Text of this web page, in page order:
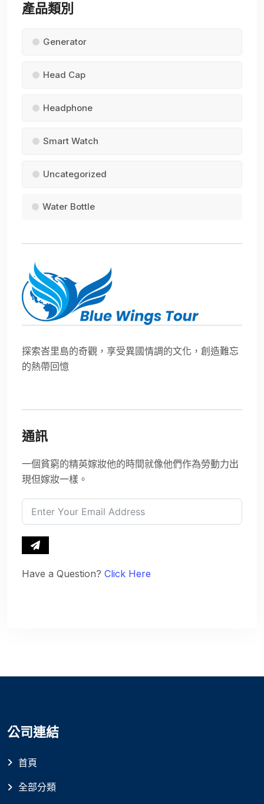
產品類別
Generator
Head Cap
Headphone
Smart Watch
Uncategorized
Water Bottle
探索峇里島的奇觀，享受異國情調的文化，創造難忘
的熱帶回憶
通訊
一個貧窮的精英嫁妝他的時間就像他們作為勞動力出
現但嫁妝一樣。
Have a Question? Click Here
公司連結
首頁
全部分類